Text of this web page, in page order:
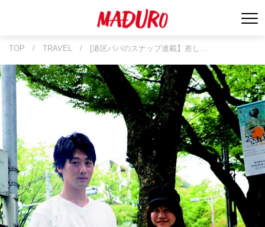
TOP / TRAVEL / [港区パパのスナップ連載】差し…